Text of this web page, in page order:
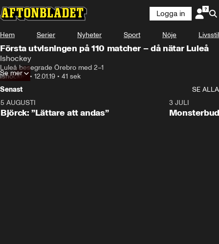
Logga in
Hem Serier Nyheter Sport Nöje Livsstil
Första utvisningen på 110 matcher – då nätar Luleå
Ishockey
Luleå besegrade Örebro med 2–1
Ishockey• 12.01.19 • 41 sek
Se mer
Senast
SE ALLA
5 AUGUSTI
Björck: ”Lättare att andas”
3 JULI